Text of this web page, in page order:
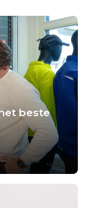
beste